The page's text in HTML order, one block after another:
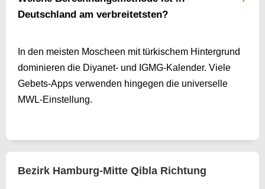
Deutschland am verbreitetsten?
In den meisten Moscheen mit türkischem Hintergrund
dominieren die Diyanet- und IGMG-Kalender. Viele
Gebets-Apps verwenden hingegen die universelle
MWL-Einstellung.
Bezirk Hamburg-Mitte Qibla Richtung